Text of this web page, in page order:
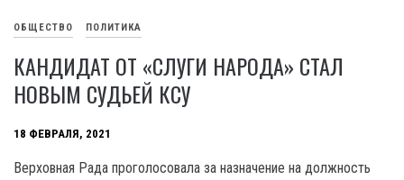
ОБЩЕСТВО ПОЛИТИКА
КАНДИДАТ ОТ «СЛУГИ НАРОДА» СТАЛ
НОВЫМ СУДЬЕЙ КСУ
18 ФЕВРАЛЯ, 2021
Верховная Рада проголосовала за назначение на должность